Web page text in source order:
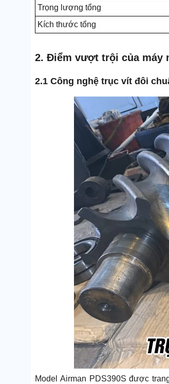
Trọng lượng tổng
Kích thước tổng
2. Điểm vượt trội của máy
2.1 Công nghệ trục vít đôi
Model Airman PDS390S được